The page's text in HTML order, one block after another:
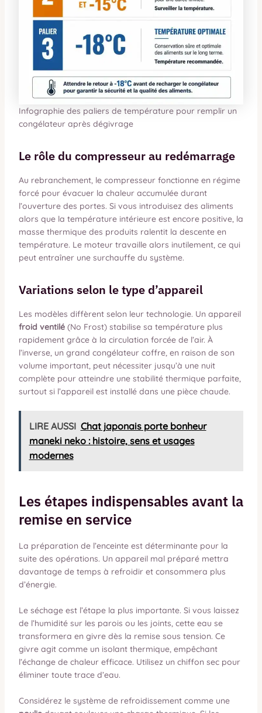
Infographie des paliers de température pour remplir un
congélateur après dégivrage
Le rôle du compresseur au redémarrage
Au rebranchement, le compresseur fonctionne en régime
forcé pour évacuer la chaleur accumulée durant
l’ouverture des portes. Si vous introduisez des aliments
alors que la température intérieure est encore positive, la
masse thermique des produits ralentit la descente en
température. Le moteur travaille alors inutilement, ce qui
peut entraîner une surchauffe du système.
Variations selon le type d’appareil
Les modèles diffèrent selon leur technologie. Un appareil
froid ventilé(No Frost) stabilise sa température plus
rapidement grâce à la circulation forcée de l’air. À
l’inverse, un grand congélateur coffre, en raison de son
volume important, peut nécessiter jusqu’à une nuit
complète pour atteindre une stabilité thermique parfaite,
surtout si l’appareil est installé dans une pièce chaude.
LIRE AUSSI Chat japonais porte bonheur
maneki neko : histoire, sens et usages
modernes
Les étapes indispensables avant la
remise en service
La préparation de l’enceinte est déterminante pour la
suite des opérations. Un appareil mal préparé mettra
davantage de temps à refroidir et consommera plus
d’énergie.
Le séchage est l’étape la plus importante. Si vous laissez
de l’humidité sur les parois ou les joints, cette eau se
transformera en givre dès la remise sous tension. Ce
givre agit comme un isolant thermique, empêchant
l’échange de chaleur efficace. Utilisez un chiffon sec pour
éliminer toute trace d’eau.
Considérez le système de refroidissement comme une